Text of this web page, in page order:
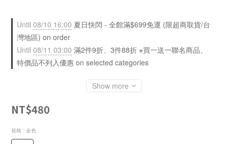
Until 08/10 16:00 夏日快閃 - 全館滿$699免運 (限超商取貨/台
灣地區) on order
Until 08/11 03:00 滿2件9折、3件88折 ※買一送一聯名商品、
特價品不列入優惠 on selected categories
Show more
NT$480
規格 : 金色